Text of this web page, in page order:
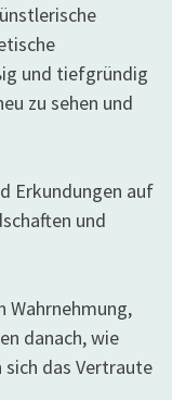
und tiefgründig
zu sehen und
Erkundungen auf
und
Wahrnehmung,
danach, wie
sich das Vertraute